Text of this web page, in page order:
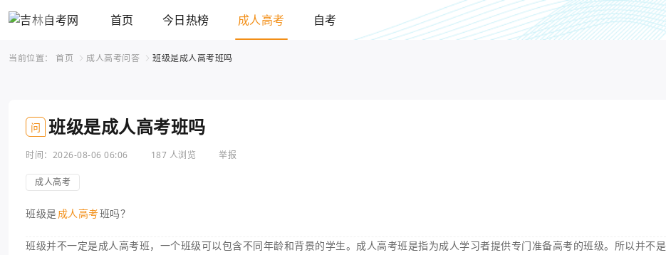
首页 今日热榜 成人高考 自考
当前位置： 首页 成人高考问答 班级是成人高考班吗
问 班级是成人高考班吗
时间：2026-08-06 06:06 187 人浏览 举报
成人高考
班级是成人高考班吗？
班级并不一定是成人高考班，一个班级可以包含不同年龄和背景的学生。成人高考班是指为成人学习者提供专门准备高考的班级。所以并不